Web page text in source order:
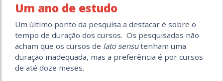
Um ano de estudo
Um último ponto da pesquisa a destacar é sobre o
tempo de duração dos cursos. Os pesquisados não
acham que os cursos de lato sensutenham uma
duração inadequada, mas a preferência é por cursos
de até doze meses.